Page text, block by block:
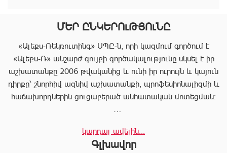
ՄԵՐ ԸՆԿԵՐՈւԹՅՈւՆԸ
«Ալեքս-Ռեկռուտինգ» ՍՊԸ-ն, որի կազմում գործում է
«Ալեքս-Ռ» անշարժ գույքի գործակալությունը սկսել է իր
աշխատանքը 2006 թվականից և ունի իր ուրույն և կայուն
դիրքը՝ շնորհիվ ազնիվ աշխատանքի, պրոֆեսիոնալիզմի և
հաճախորդներին ցուցաբերած անհատական մոտեցման:
ամբողջական փաթեթ, որը թույլ է տալիս հաճախորդին
արագ իրագործել ցանկացած գործարք անշարժ գույքի
կարդալ ավելին...
Գլխավոր